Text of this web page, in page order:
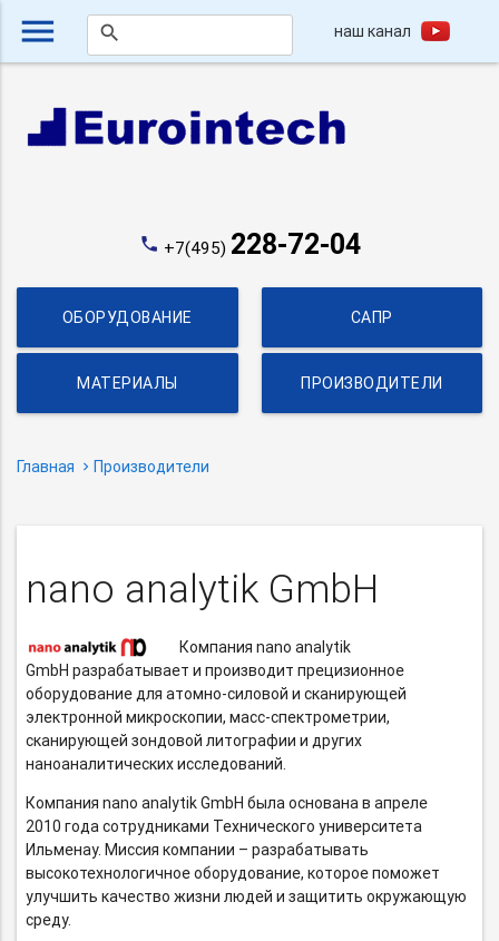
menu search наш канал
phone +7(495) 228-72-04
ОБОРУДОВАНИЕ САПР
МАТЕРИАЛЫ ПРОИЗВОДИТЕЛИ
Главная Производители
nano analytik GmbH
Компания nano analytik
GmbH разрабатывает и производит прецизионное
оборудование дляатомно-силовой и сканирующей
электронной микроскопии,масс-спектрометрии,
сканирующей зондовой литографии и других
наноаналитических исследований.
Компания nano analytik GmbH была основана в апреле
2010 года сотрудниками Технического университета
Ильменау. Миссия компании – разрабатывать
высокотехнологичное оборудование, которое поможет
улучшить качество жизни людей и защитить окружающую
среду.